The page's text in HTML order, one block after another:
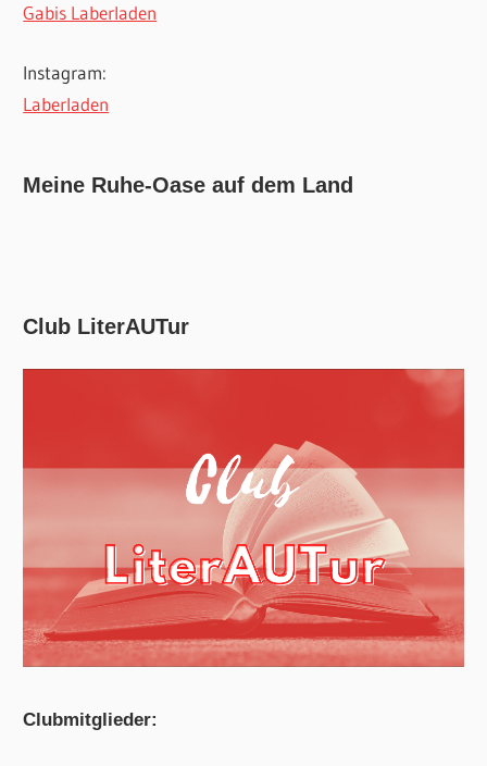
Gabis Laberladen
Instagram:
Laberladen
Meine Ruhe-Oase auf dem Land
Club LiterAUTur
Clubmitglieder: